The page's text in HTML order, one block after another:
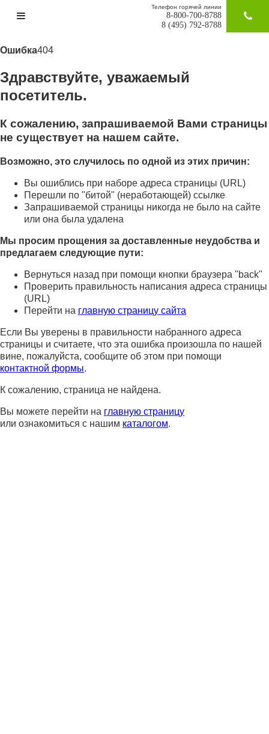
Телефон горячей линии
8-800-700-8788
8 (495) 792-8788
Ошибка404
Здравствуйте, уважаемый
посетитель.
К сожалению, запрашиваемой Вами страницы
не существует на нашем сайте.
Возможно, это случилось по одной из этих причин:
Вы ошиблись при наборе адреса страницы (URL)
Перешли по "битой" (неработающей) ссылке
Запрашиваемой страницы никогда не было на сайте
или она была удалена
Мы просим прощения за доставленные неудобства и
предлагаем следующие пути:
Вернуться назад при помощи кнопки браузера "back"
Проверить правильность написания адреса страницы
(URL)
Перейти на главную страницу сайта
Если Вы уверены в правильности набранного адреса
страницы и считаете, что эта ошибка произошла по нашей
вине, пожалуйста, сообщите об этом при помощи
контактной формы.
К сожалению, страница не найдена.
Вы можете перейти на главную страницу
или ознакомиться с нашим каталогом.